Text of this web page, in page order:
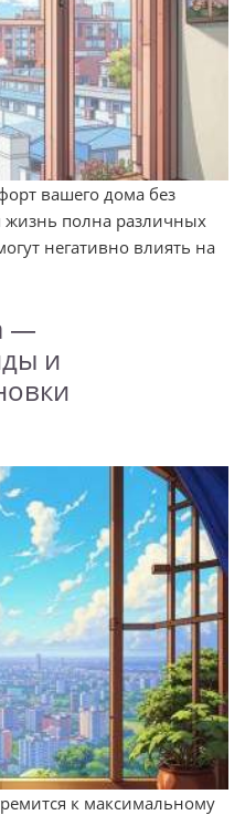
вашего дома без
полна различных
негативно влиять на
—
и
к максимальному